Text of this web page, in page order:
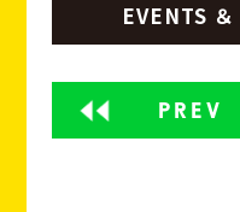
PREV
EVENTS